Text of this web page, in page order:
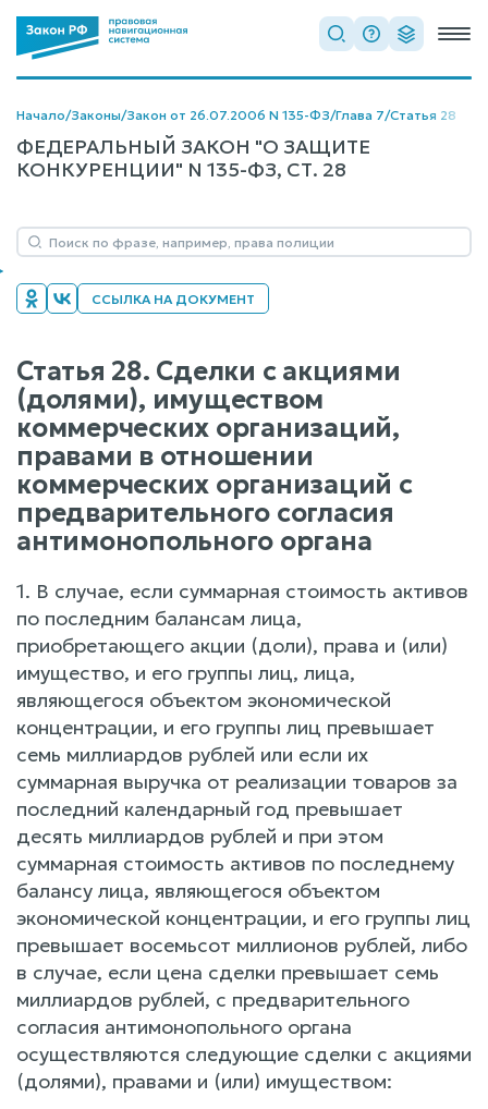
Начало/Законы/Закон от 26.07.2006 N 135-ФЗ/Глава 7/Статья 28
ФЕДЕРАЛЬНЫЙ ЗАКОН "О ЗАЩИТЕ
КОНКУРЕНЦИИ" N 135-ФЗ, СТ. 28
ССЫЛКА НА ДОКУМЕНТ
Статья 28. Сделки с акциями
(долями), имуществом
коммерческих организаций,
правами в отношении
коммерческих организаций с
предварительного согласия
антимонопольного органа
1. В случае, если суммарная стоимость активов
по последним балансам лица,
приобретающего акции (доли), права и (или)
имущество, и его группы лиц, лица,
являющегося объектом экономической
концентрации, и его группы лиц превышает
семь миллиардов рублей или если их
суммарная выручка от реализации товаров за
последний календарный год превышает
десять миллиардов рублей и при этом
суммарная стоимость активов по последнему
балансу лица, являющегося объектом
экономической концентрации, и его группы лиц
превышает восемьсот миллионов рублей, либо
в случае, если цена сделки превышает семь
миллиардов рублей, с предварительного
согласия антимонопольного органа
осуществляются следующие сделки с акциями
(долями), правами и (или) имуществом: